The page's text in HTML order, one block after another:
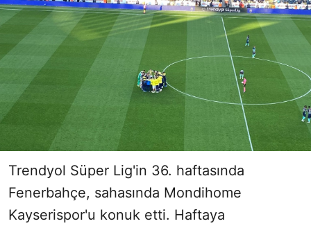
Trendyol Süper Lig'in 36. haftasında
Fenerbahçe, sahasında Mondihome
Kayserispor'u konuk etti. Haftaya